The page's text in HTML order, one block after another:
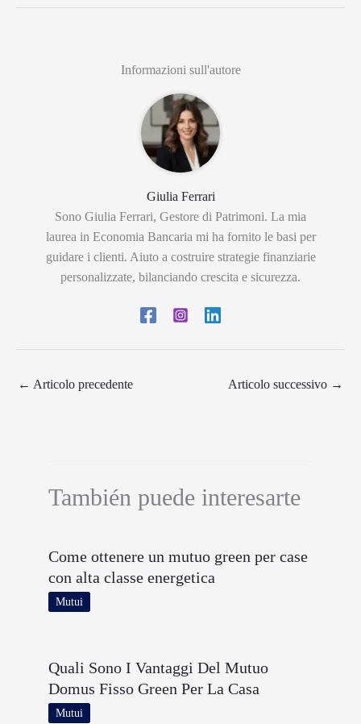
Informazioni sull'autore
Giulia Ferrari
Sono Giulia Ferrari, Gestore di Patrimoni. La mia
laurea in Economia Bancaria mi ha fornito le basi per
guidare i clienti. Aiuto a costruire strategie finanziarie
personalizzate, bilanciando crescita e sicurezza.
← Articolo precedente Articolo successivo →
También puede interesarte
Come ottenere un mutuo green per case
con alta classe energetica
Mutui
Quali Sono I Vantaggi Del Mutuo
Domus Fisso Green Per La Casa
Mutui